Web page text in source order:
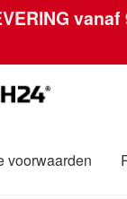
vanaf
voorwaarden